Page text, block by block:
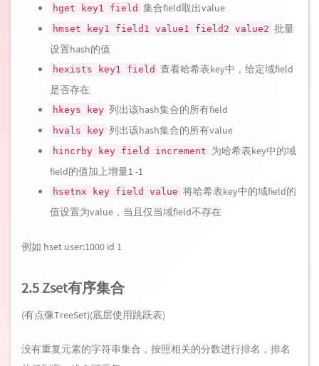
hget key1 field 集合field取出value
hmset key1 field1 value1 field2 value2 批量
设置hash的值
hexists key1 field 查看哈希表key中，给定域field
是否存在
hkeys key 列出该hash集合的所有field
hvals key 列出该hash集合的所有value
hincrby key field increment 为哈希表key中的域
field的值加上增量1 -1
hsetnx key field value 将哈希表key中的域field的
值设置为value，当且仅当域field不存在
例如 hset user:1000 id 1
2.5 Zset有序集合
(有点像TreeSet)(底层使用跳跃表)
没有重复元素的字符串集合，按照相关的分数进行排名，排名